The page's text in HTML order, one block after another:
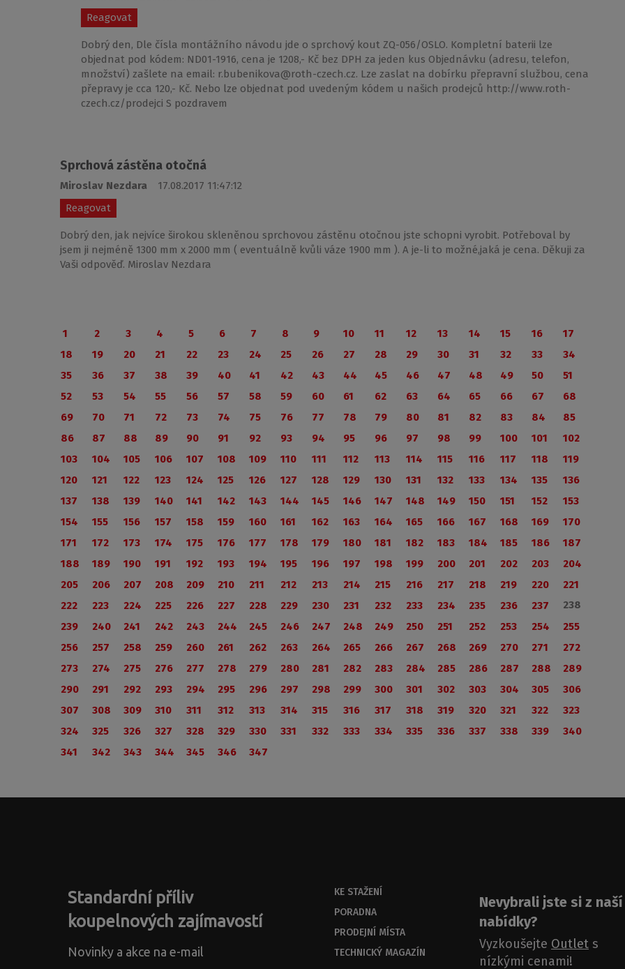
Reagovat
Dobrý den, Dle čísla montážního návodu jde o sprchový kout ZQ-056/OSLO. Kompletní baterii lze
objednat pod kódem: ND01-1916, cena je 1208,- Kč bez DPH za jeden kus Objednávku (adresu, telefon,
množství) zašlete na email: r.bubenikova@roth-czech.cz. Lze zaslat na dobírku přepravní službou, cena
přepravy je cca 120,- Kč. Nebo lze objednat pod uvedeným kódem u našich prodejců http://www.roth-
czech.cz/prodejci S pozdravem
Sprchová zástěna otočná
Miroslav Nezdara
17.08.2017 11:47:12
Reagovat
Dobrý den, jak nejvíce širokou skleněnou sprchovou zástěnu otočnou jste schopni vyrobit. Potřeboval by
jsem ji nejméně 1300 mm x 2000 mm ( eventuálně kvůli váze 1900 mm ). A je-li to možné,jaká je cena. Děkuji za
Vaši odpověď. Miroslav Nezdara
1 2 3 4 5 6 7 8 9 10 11 12 13 14 15 16
17
18
19 20 21 22 23 24 25 26 27 28 29 30 31 32 33
34
35
36 37 38 39 40 41 42 43 44 45 46 47 48 49 50
51
52
53 54 55 56 57 58 59 60 61 62 63 64 65 66 67
68
69
70 71 72 73 74 75 76 77 78 79 80 81 82 83 84
85
86
87 88 89 90 91 92 93 94 95 96 97 98 99 100 101
102
103
104 105 106 107 108 109 110 111 112 113 114 115 116 117 118
119
120
121 122 123 124 125 126 127 128 129 130 131 132 133 134 135
136
137
138 139 140 141 142 143 144 145 146 147 148 149 150 151 152
153
154
155 156 157 158 159 160 161 162 163 164 165 166 167 168 169
170
171
172 173 174 175 176 177 178 179 180 181 182 183 184 185 186
187
188
189 190 191 192 193 194 195 196 197 198 199 200 201 202 203
204
205
206 207 208 209 210 211 212 213 214 215 216 217 218 219 220
221
222
223 224 225 226 227 228 229 230 231 232 233 234 235 236 237
238
239
240 241 242 243 244 245 246 247 248 249 250 251 252 253 254
255
256
257 258 259 260 261 262 263 264 265 266 267 268 269 270 271
272
273
274 275 276 277 278 279 280 281 282 283 284 285 286 287 288
289
290
291 292 293 294 295 296 297 298 299 300 301 302 303 304 305
306
307
308 309 310 311 312 313 314 315 316 317 318 319 320 321 322
323
324
325 326 327 328 329 330 331 332 333 334 335 336 337 338 339
340
341
342 343 344 345 346 347
Standardní příliv
koupelnových zajímavostí
Novinky a akce na e-mail
KE STAŽENÍ
PORADNA
PRODEJNÍ MÍSTA
TECHNICKÝ MAGAZÍN
Nevybrali jste si z naší
nabídky?
Vyzkoušejte Outlet s
nízkými cenami!